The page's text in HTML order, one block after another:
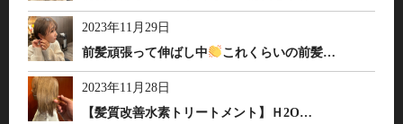
2023年11月29日
前髪頑張って伸ばし中
これくらいの前髪…
2023年11月28日
【髪質改善水素トリートメント】Ｈ2O…